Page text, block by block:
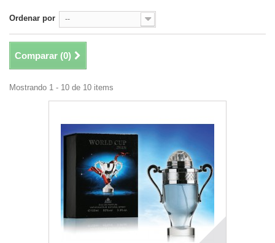
Ordenar por --
Comparar (0)
Mostrando 1 - 10 de 10 items